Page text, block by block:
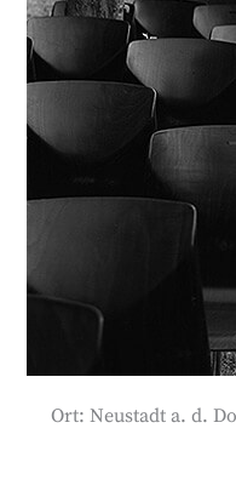
Ort: Neustadt a. d.